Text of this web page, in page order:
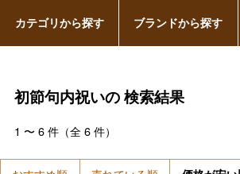
初節句内祝いの検索結果
1 〜 6件（全 6件）
カテゴリから探す ブランドから探す